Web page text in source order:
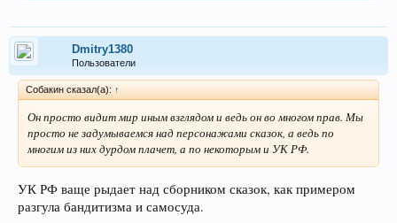
Dmitry1380
Пользователи
Собакин сказал(а): ↑
Он просто видит мир иным взглядом и ведь он во многом прав. Мы
просто не задумываемся над персонажами сказок, а ведь по
многим из них дурдом плачет, а по некоторым и УК РФ.
УК РФ ваще рыдает над сборником сказок, как примером
разгула бандитизма и самосуда.